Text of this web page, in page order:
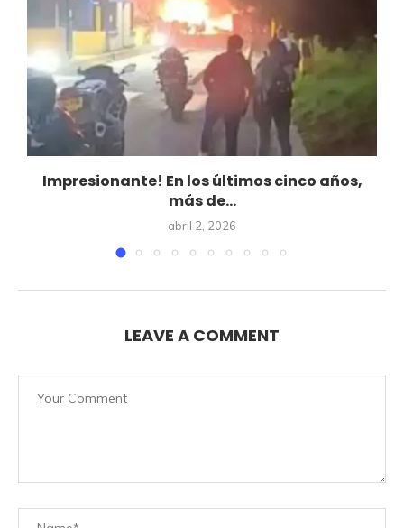
Impresionante! En los últimos cinco años,
más de...
abril 2, 2026
LEAVE A COMMENT